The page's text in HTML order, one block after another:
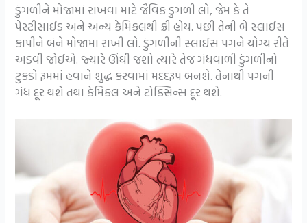
ડુંગળીને મોજામાં રાખવા માટે જૈવિક ડુંગળી લો, જેમ કે તે
પેસ્ટીસાઈડ અને અન્ય કેમિકલથી ફ્રી હોય. પછી તેની બે સ્લાઈસ
કાપીને બંને મોજામાં રાખી લો. ડુંગળીની સ્લાઈસ પગને યોગ્ય રીતે
અડવી જોઈએ. જ્યારે ઊંઘી જશો ત્યારે તેજ ગંધવાળી ડુંગળીનો
ટુકડો રૂમમાં હવાને શુદ્ધ કરવામાં મદદરૂપ બનશે. તેનાથી પગની
ગંધ દૂર થશે તથા કેમિકલ અને ટોક્સિન્સ દૂર થશે.